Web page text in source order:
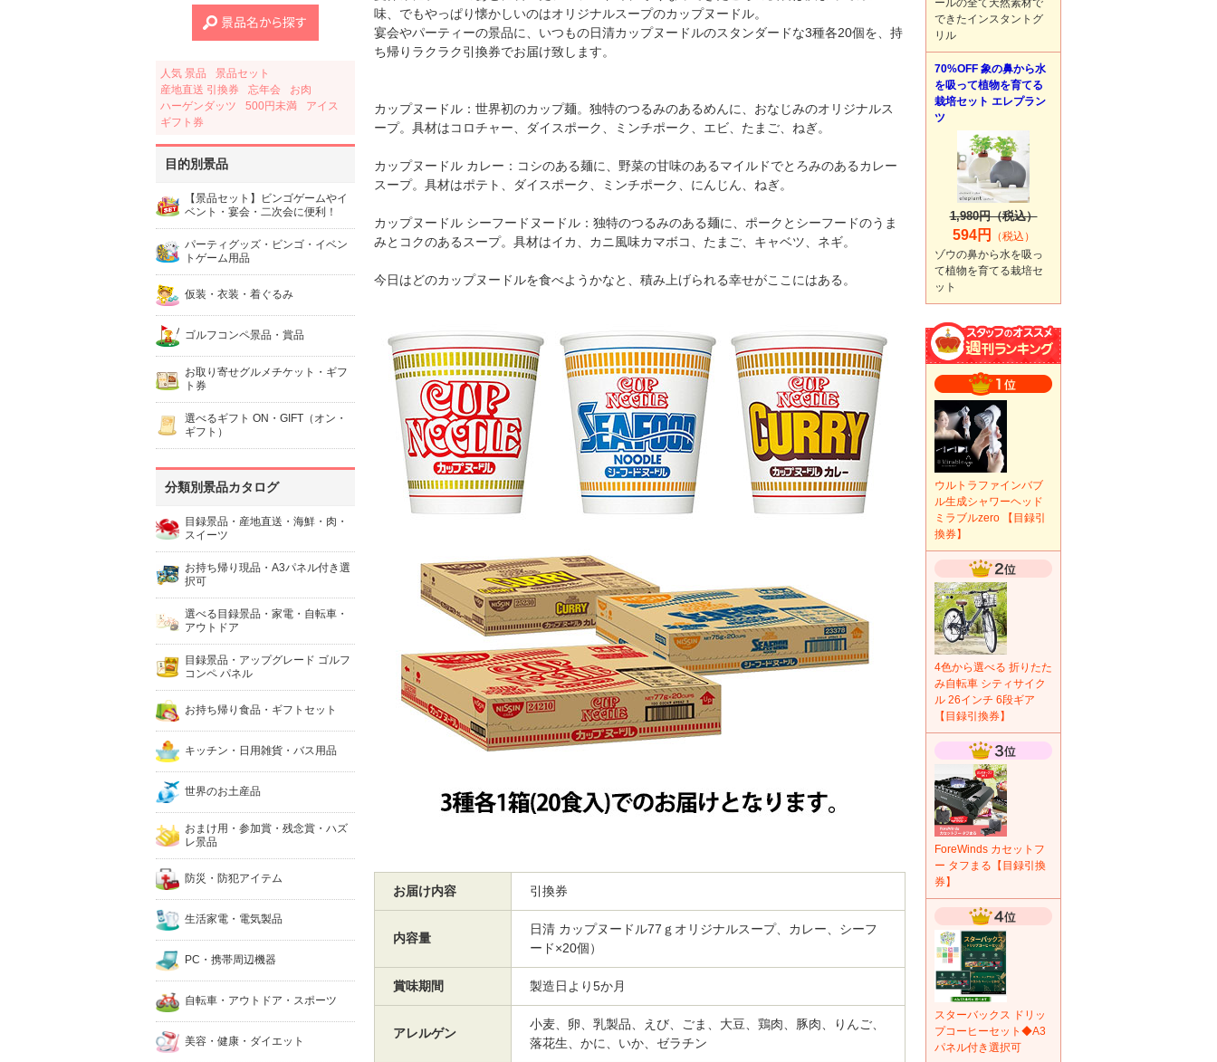
人気 景品
景品セット
産地直送 引換券
忘年会
お肉
ハーゲンダッツ
500円未満
アイス
ギフト券
目的別景品
【景品セット】ビンゴゲームやイ
ベント・宴会・二次会に便利！
パーティグッズ・ビンゴ・イベン
トゲーム用品
仮装・衣装・着ぐるみ
ゴルフコンペ景品・賞品
お取り寄せグルメチケット・ギフ
ト券
選べるギフト ON・GIFT（オン・
ギフト）
分類別景品カタログ
目録景品・産地直送・海鮮・肉・
スイーツ
お持ち帰り現品・A3パネル付き選
択可
選べる目録景品・家電・自転車・
アウトドア
目録景品・アップグレード ゴルフ
コンペ パネル
お持ち帰り食品・ギフトセット
キッチン・日用雑貨・バス用品
世界のお土産品
おまけ用・参加賞・残念賞・ハズ
レ景品
防災・防犯アイテム
生活家電・電気製品
PC・携帯周辺機器
自転車・アウトドア・スポーツ
美容・健康・ダイエット
味、でもやっぱり懐かしいのはオリジナルスープのカップヌードル。
宴会やパーティーの景品に、いつもの日清カップヌードルのスタンダードな3種各20個を、持
ち帰りラクラク引換券でお届け致します。
カップヌードル：世界初のカップ麺。独特のつるみのあるめんに、おなじみのオリジナルス
ープ。具材はコロチャー、ダイスポーク、ミンチポーク、エビ、たまご、ねぎ。
カップヌードル カレー：コシのある麺に、野菜の甘味のあるマイルドでとろみのあるカレー
スープ。具材はポテト、ダイスポーク、ミンチポーク、にんじん、ねぎ。
カップヌードル シーフードヌードル：独特のつるみのある麺に、ポークとシーフードのうま
みとコクのあるスープ。具材はイカ、カニ風味カマボコ、たまご、キャベツ、ネギ。
今日はどのカップヌードルを食べようかなと、積み上げられる幸せがここにはある。
お届け内容 引換券
内容量
日清 カップヌードル77ｇオリジナルスープ、カレー、シーフ
ード×20個）
賞味期間 製造日より5か月
アレルゲン
小麦、卵、乳製品、えび、ごま、大豆、鶏肉、豚肉、りんご、
落花生、かに、いか、ゼラチン
ールの全て天然素材で
できたインスタントグ
リル
70%OFF 象の鼻から水
を吸って植物を育てる
栽培セット エレプラン
ツ
1,980円（税込）
594円
（税込）
ゾウの鼻から水を吸っ
て植物を育てる栽培セ
ット
ウルトラファインバブ
ル生成シャワーヘッド
ミラブルzero 【目録引
換券】
4色から選べる 折りたた
み自転車 シティサイク
ル 26インチ 6段ギア
【目録引換券】
ForeWinds カセットフ
ー タフまる【目録引換
券】
スターバックス ドリッ
プコーヒーセット◆A3
パネル付き選択可